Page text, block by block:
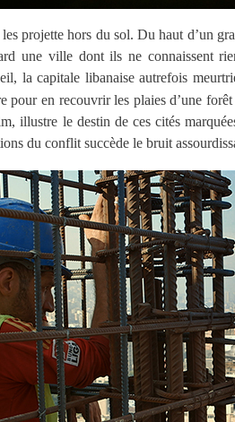
projette hors du sol. Du haut d’un
une ville dont ils ne connaissent
la capitale libanaise autrefois
pour en recouvrir les plaies d’une
illustre le destin de ces cités
du conflit succède le bruit